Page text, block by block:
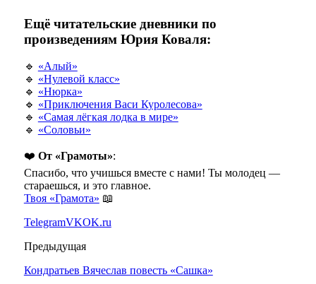
Ещё читательские дневники по
произведениям Юрия Коваля:
🔹 «Алый»
🔹 «Нулевой класс»
🔹 «Нюрка»
🔹 «Приключения Васи Куролесова»
🔹 «Самая лёгкая лодка в мире»
🔹 «Соловьи»
❤️ От «Грамоты»:
Спасибо, что учишься вместе с нами! Ты молодец —
стараешься, и это главное.
Твоя «Грамота» 📖
TelegramVKOK.ru
Предыдущая
Кондратьев Вячеслав повесть «Сашка»